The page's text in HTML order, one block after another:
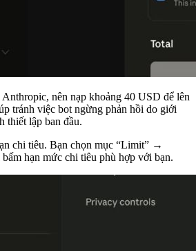
nên nạp khoảng 40 USD để lên
tránh việc bot ngừng phản hồi do giới
thiết lập ban đầu.
chi tiêu. Bạn chọn mục “Limit” →
hạn mức chi tiêu phù hợp với bạn.